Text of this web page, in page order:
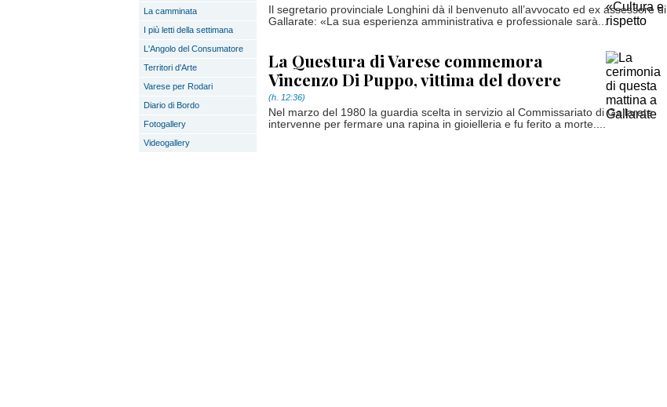
La camminata
I più letti della settimana
L'Angolo del Consumatore
Territori d'Arte
Varese per Rodari
Diario di Bordo
Fotogallery
Videogallery
Il segretario provinciale Longhini dà il benvenuto all’avvocato ed ex assessore di
Gallarate: «La sua esperienza amministrativa e professionale sarà...
La Questura di Varese commemora
Vincenzo Di Puppo, vittima del dovere
(h. 12:36)
Nel marzo del 1980 la guardia scelta in servizio al Commissariato di Gallarate
intervenne per fermare una rapina in gioielleria e fu ferito a morte....